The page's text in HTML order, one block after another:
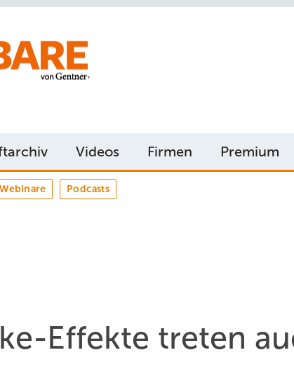
Videos Firmen Premium
Webinare Podcasts
Effekte treten